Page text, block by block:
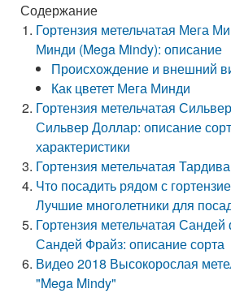
Содержание
Гортензия метельчатая Мега
Минди (Mega Mindy): описание
Происхождение и внешний
Как цветет Мега Минди
Гортензия метельчатая
Сильвер Доллар: описание
характеристики
Гортензия метельчатая
Что посадить рядом с
Лучшие многолетники для
Гортензия метельчатая
Сандей Фрайз: описание сорта
Видео 2018 Высокорослая
"Mega Mindy"